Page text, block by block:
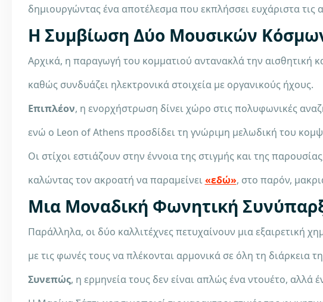
δημιουργώντας ένα αποτέλεσμα που εκπλήσσει ευχάριστα τις
Η Συμβίωση Δύο Μουσικών
Αρχικά, η παραγωγή του κομματιού αντανακλά την αισθητική
καθώς συνδυάζει ηλεκτρονικά στοιχεία με οργανικούς ήχους.
Επιπλέον, η ενορχήστρωση δίνει χώρο στις πολυφωνικές
ενώ ο Leon of Athens προσδίδει τη γνώριμη μελωδική του
Οι στίχοι εστιάζουν στην έννοια της στιγμής και της
καλώντας τον ακροατή να παραμείνει«εδώ», στο παρόν,
Μια Μοναδική Φωνητική
Παράλληλα, οι δύο καλλιτέχνες πετυχαίνουν μια εξαιρετική
με τις φωνές τους να πλέκονται αρμονικά σε όλη τη διάρκεια
Συνεπώς, η ερμηνεία τους δεν είναι απλώς ένα ντουέτο, αλλά